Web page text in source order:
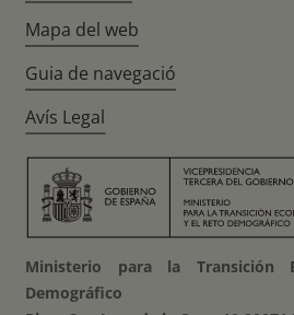
Mapa del web
Guia de navegació
Avís Legal
Ministerio para la Transición
Demográfico